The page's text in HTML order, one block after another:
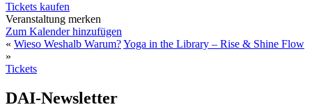
Tickets kaufen
Veranstaltung merken
Zum Kalender hinzufügen
« Wieso Weshalb Warum?Yoga in the Library – Rise & Shine Flow
»
Tickets
DAI-Newsletter